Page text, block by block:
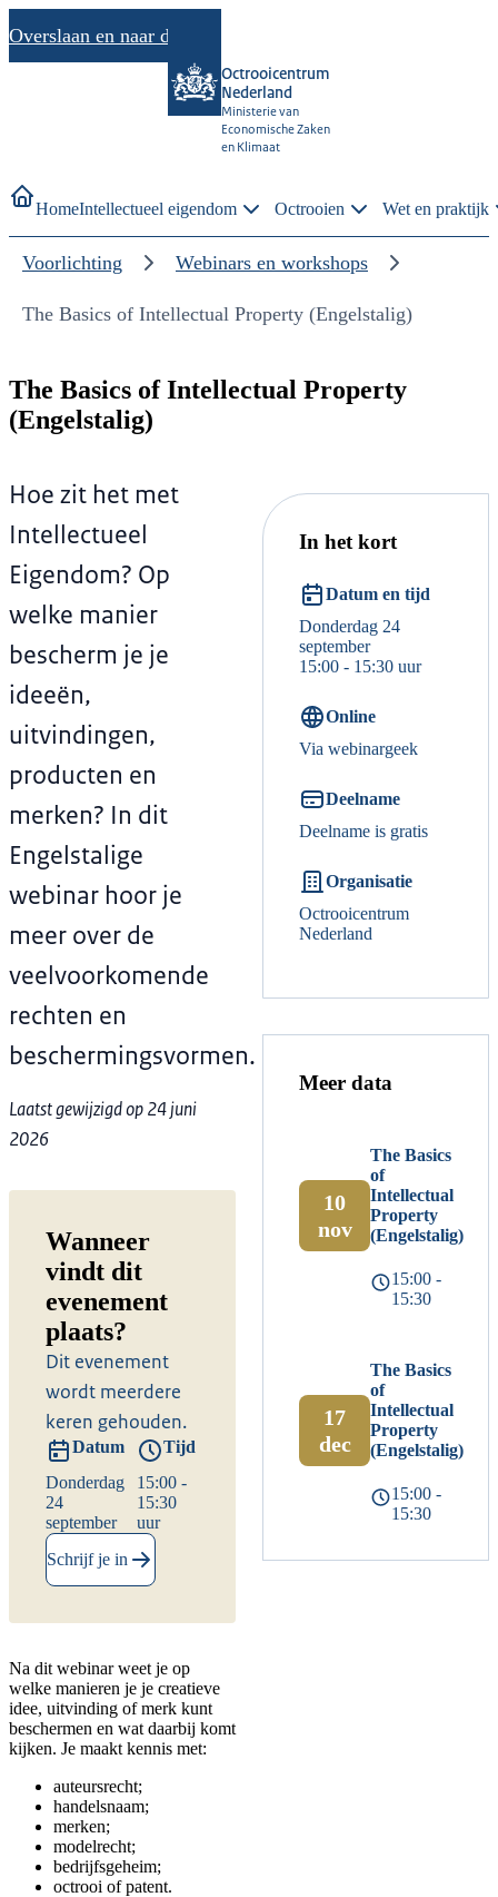
Overslaan en naar de inhoud gaan
Octrooicentrum
Nederland
Ministerie van
Economische Zaken
en Klimaat
HomeIntellectueel eigendom Octrooien Wet en praktijk
Voorlichting Webinars en workshops
The Basics of Intellectual Property (Engelstalig)
The Basics of Intellectual Property
(Engelstalig)
Hoe zit het met
Intellectueel
Eigendom? Op
welke manier
bescherm je je
ideeën,
uitvindingen,
producten en
merken? In dit
Engelstalige
webinar hoor je
meer over de
veelvoorkomende
rechten en
beschermingsvormen.
Laatst gewijzigd op 24 juni
2026
Wanneer
vindt dit
evenement
plaats?
Dit evenement
wordt meerdere
keren gehouden.
Datum
Donderdag
24
september
Tijd
15:00 -
15:30
uur
Schrijf je in
Na dit webinar weet je op
welke manieren je je creatieve
idee, uitvinding of merk kunt
beschermen en wat daarbij komt
kijken. Je maakt kennis met:
auteursrecht;
handelsnaam;
merken;
modelrecht;
bedrijfsgeheim;
octrooi of patent.
In het kort
Datum en tijd
Donderdag 24
september
15:00 - 15:30 uur
Online
Via webinargeek
Deelname
Deelname is gratis
Organisatie
Octrooicentrum
Nederland
Meer data
10
nov
The Basics
of
Intellectual
Property
(Engelstalig)
15:00 -
15:30
17
dec
The Basics
of
Intellectual
Property
(Engelstalig)
15:00 -
15:30